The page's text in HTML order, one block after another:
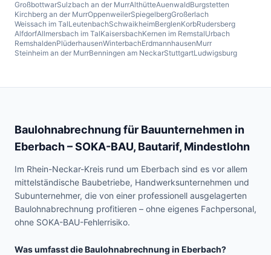
GroßbottwarSulzbach an der MurrAlthütteAuenwaldBurgstetten
Kirchberg an der MurrOppenweilerSpiegelbergGroßerlach
Weissach im TalLeutenbachSchwaikheimBerglenKorbRudersberg
AlfdorfAllmersbach im TalKaisersbachKernen im RemstalUrbach
RemshaldenPlüderhausenWinterbachErdmannhausenMurr
Steinheim an der MurrBenningen am NeckarStuttgartLudwigsburg
Baulohnabrechnung für Bauunternehmen in
Eberbach– SOKA-BAU, Bautarif, Mindestlohn
Im Rhein-Neckar-Kreis rund um Eberbach sind es vor allem
mittelständische Baubetriebe, Handwerksunternehmen und
Subunternehmer, die von einer professionell ausgelagerten
Baulohnabrechnung profitieren – ohne eigenes Fachpersonal,
ohne SOKA-BAU-Fehlerrisiko.
Was umfasst die Baulohnabrechnung in Eberbach?